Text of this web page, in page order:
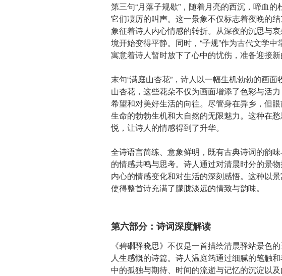
第三句“月落子规歇”，随着月亮的西沉，啼血的
它们凄厉的叫声。这一景象不仅标志着夜晚的
象征着诗人内心情感的转折。从深夜的沉思与
境开始变得平静。同时，“子规”作为古代文学
寓意着诗人暂时放下了心中的忧伤，准备迎接新
末句“满庭山杏花”，诗人以一幅生机勃勃的画
山杏花，这些花朵不仅为画面增添了色彩与活
希望和对美好生活的向往。尽管身在异乡，但
生命的勃勃生机和大自然的无限魅力。这种在
悦，让诗人的情感得到了升华。
全诗语言简练、意象鲜明，既有古典诗词的韵
的情感共鸣与思考。诗人通过对清晨时分的景
内心的情感变化和对生活的深刻感悟。这种以
使得整首诗充满了朦胧淡远的情致与韵味。
第六部分：诗词深度解读
《碧磵驿晓思》不仅是一首描绘清晨驿站景色
人生感慨的诗篇。诗人温庭筠通过细腻的笔触
中的孤独与期待、时间的流逝与记忆的沉淀以及